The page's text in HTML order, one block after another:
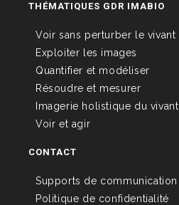
THÉMATIQUES GDR IMABIO
Voir sans perturber le vivant
Exploiter les images
Quantifier et modéliser
Résoudre et mesurer
Imagerie holistique du vivant
Voir et agir
CONTACT
Supports de communication
Politique de confidentialité